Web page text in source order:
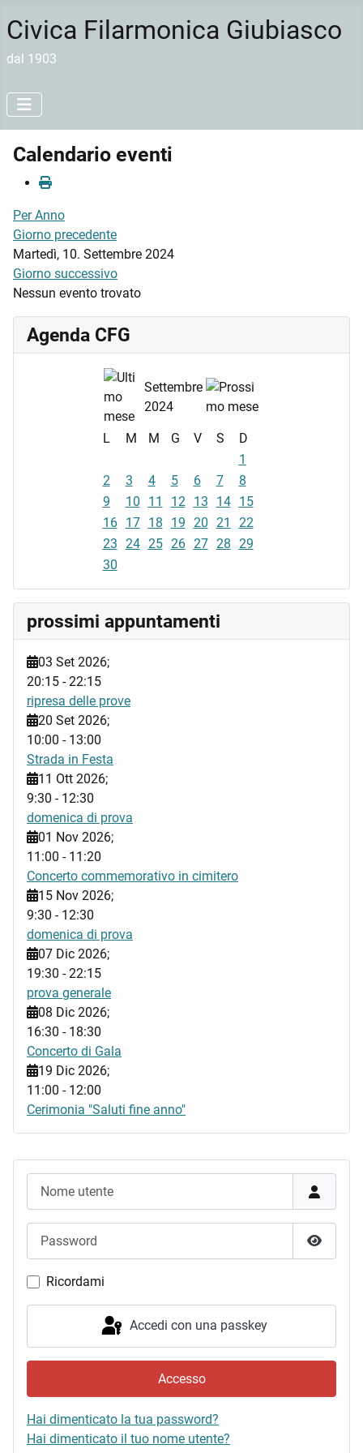
Civica Filarmonica Giubiasco
dal 1903
Mostra
Ricordami
Accedi con una passkey
Accesso
Hai dimenticato la tua password?
Hai dimenticato il tuo nome utente?
Calendario eventi
Per Anno
Giorno precedente
Martedì, 10. Settembre 2024
Giorno successivo
Nessun evento trovato
Agenda CFG
Settembre
2024
L M M G V S
D
1
2
3 4 5 6 7
8
9
10 11 12 13 14
15
16
17 18 19 20 21
22
23 24 25 26 27 28 29
30
prossimi appuntamenti
03 Set 2026;
20:15 -22:15
ripresa delle prove
20 Set 2026;
10:00 - 13:00
Strada in Festa
11 Ott 2026;
9:30 - 12:30
domenica di prova
01 Nov 2026;
11:00 - 11:20
Concerto commemorativo in cimitero
15 Nov 2026;
9:30 - 12:30
domenica di prova
07 Dic 2026;
19:30 -22:15
prova generale
08 Dic 2026;
16:30 - 18:30
Concerto di Gala
19 Dic 2026;
11:00 - 12:00
Cerimonia "Saluti fine anno"